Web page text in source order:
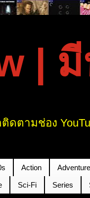
|
ามช่อง
Action Adventure
Sci-Fi Series